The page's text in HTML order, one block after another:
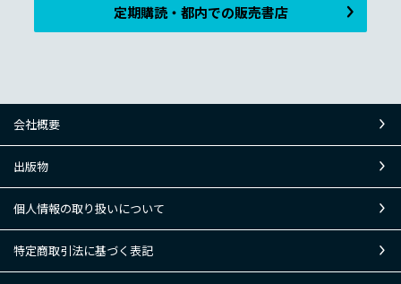
定期購読・都内での販売書店
会社概要
出版物
個人情報の取り扱いについて
特定商取引法に基づく表記